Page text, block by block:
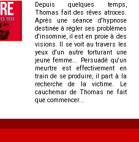
Depuis quelques temps,
Thomas fait des rêves atroces.
Après une séance d'hypnose
destinée à régler ses problèmes
d'insomnie, il est en proie à des
visions. Il se voit au travers les
yeux d'un autre torturant une
jeune femme... Persuadé qu'un
meurtre est effectivement en
train de se produire, il part à la
recherche de la victime. Le
cauchemar de Thomas ne fait
que commencer...